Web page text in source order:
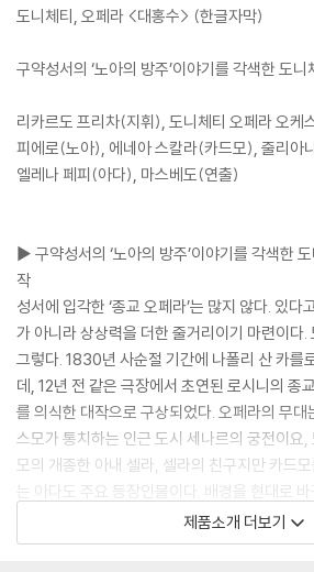
도니체티, 오페라 <대홍수> (한글자막)
구약성서의 ‘노아의 방주’이야기를 각색한 도니
리카르도 프리차(지휘), 도니체티 오페라 오케
피에로(노아), 에네아 스칼라(카드모), 줄리아
엘레나 페피(아다), 마스베도(연출)
▶ 구약성서의 ‘노아의 방주’이야기를 각색한 도
작
성서에 입각한 ‘종교 오페라’는 많지 않다. 있다
가 아니라 상상력을 더한 줄거리이기 마련이다
그렇다. 1830년 사순절 기간에 나폴리 산 카를
데, 12년 전 같은 극장에서 초연된 로시니의 종
를 의식한 대작으로 구상되었다. 오페라의 무
스모가 통치하는 인근 도시 세나르의 궁전이요
모의 개종한 아내 셀라, 셀라의 친구지만 카드
는 아다도 주요 등장인물이다. 배경을 현대로
사한 ‘마스베도’의 연출이 무척 인상적이고 출
베도는 이탈리아 연출가 니콜로 마사차와 야코
제품소개 더보기